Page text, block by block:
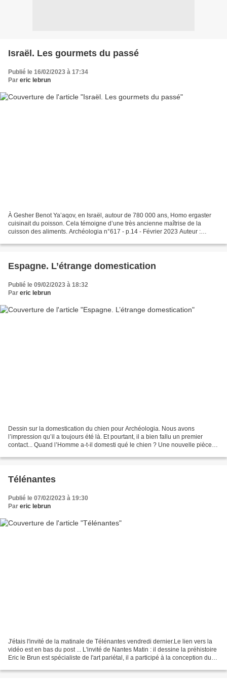
Israël. Les gourmets du passé
Publié le 16/02/2023 à 17:34
Par eric lebrun
À Gesher Benot Ya’aqov, en Israël, autour de 780 000 ans, Homo ergaster
cuisinait du poisson. Cela témoigne d’une très ancienne maîtrise de la
cuisson des aliments. Archéologia n°617 - p.14 - Février 2023 Auteur :
Espagne. L’étrange domestication
Publié le 09/02/2023 à 18:32
Par eric lebrun
Dessin sur la domestication du chien pour Archéologia. Nous avons
l’impression qu’il a toujours été là. Et pourtant, il a bien fallu un premier
contact... Quand l’Homme a-t-il domesti qué le chien ? Une nouvelle pièce
Télénantes
Publié le 07/02/2023 à 19:30
Par eric lebrun
J'étais l'invité de la matinale de Télénantes vendredi dernier.Le lien vers la
vidéo est en bas du post ... L'invité de Nantes Matin : il dessine la préhistoire
Eric le Brun est spécialiste de l'art pariétal, il a participé à la conception du